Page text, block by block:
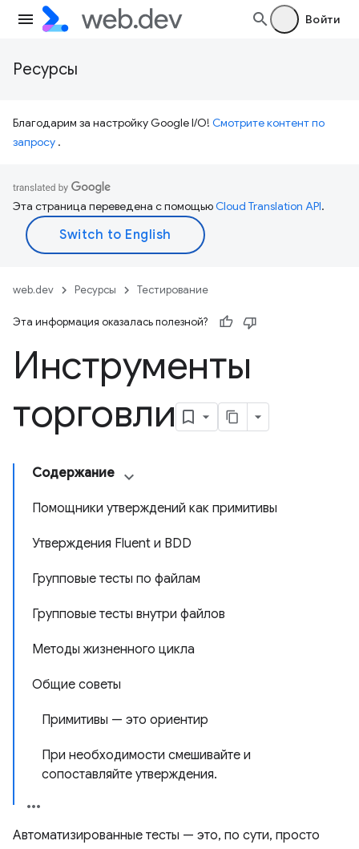
Войти
Ресурсы
Благодарим за настройку Google I/O! Смотрите контент по
запросу .
Эта страница переведена с помощьюCloud Translation API.
web.dev Ресурсы Тестирование
Эта информация оказалась полезной?
Инструменты
торговли
Содержание
Помощники утверждений как примитивы
Утверждения Fluent и BDD
Групповые тесты по файлам
Групповые тесты внутри файлов
Методы жизненного цикла
Общие советы
Примитивы — это ориентир
При необходимости смешивайте и
сопоставляйте утверждения.
Автоматизированные тесты — это, по сути, просто